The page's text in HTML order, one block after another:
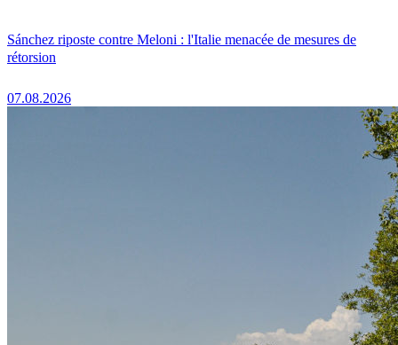
Sánchez riposte contre Meloni : l'Italie menacée de mesures de
rétorsion
07.08.2026